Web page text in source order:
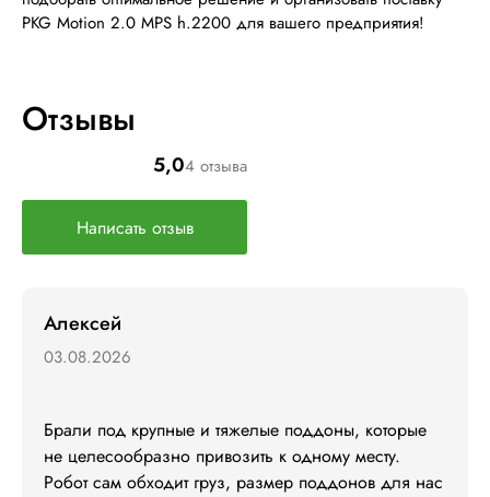
PKG Motion 2.0 MPS h.2200 для вашего предприятия!
Отзывы
5,04 отзыва
Написать отзыв
Алексей
03.08.2026
Брали под крупные и тяжелые поддоны, которые
не целесообразно привозить к одному месту.
Робот сам обходит груз, размер поддонов для нас